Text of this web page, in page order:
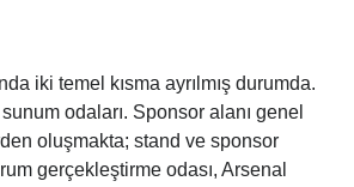
iki temel kısma ayrılmış durumda.
odaları. Sponsor alanı genel
oluşmakta; stand ve sponsor
gerçekleştirme odası, Arsenal